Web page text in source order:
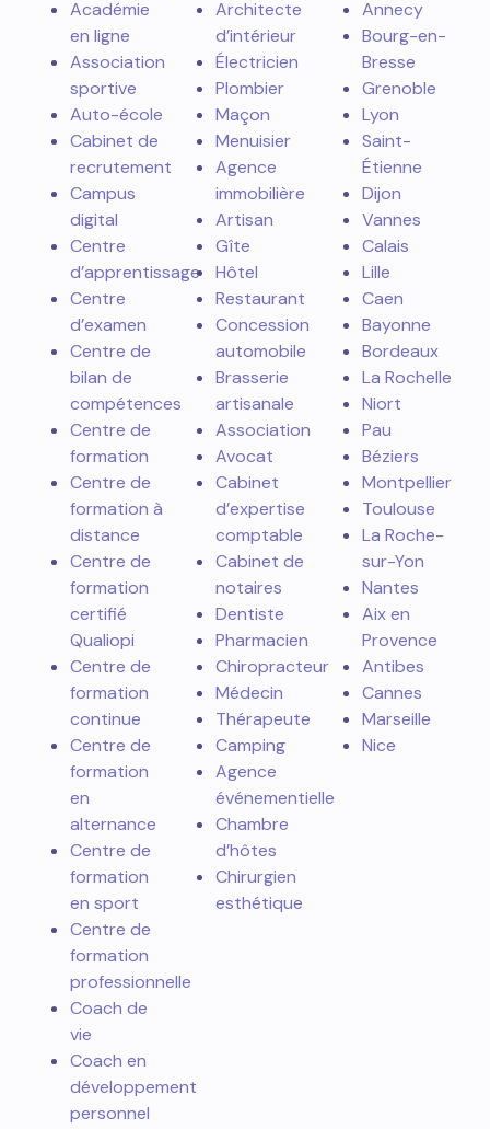
Académie
en ligne
Association
sportive
Auto-école
Cabinet de
recrutement
Campus
digital
Centre
d’apprentissage
Centre
d’examen
Centre de
bilan de
compétences
Centre de
formation
Centre de
formation à
distance
Centre de
formation
certifié
Qualiopi
Centre de
formation
continue
Centre de
formation
en
alternance
Centre de
formation
en sport
Centre de
formation
professionnelle
Coach de
vie
Coach en
développement
personnel
Architecte
d’intérieur
Électricien
Plombier
Maçon
Menuisier
Agence
immobilière
Artisan
Gîte
Hôtel
Restaurant
Concession
automobile
Brasserie
artisanale
Association
Avocat
Cabinet
d’expertise
comptable
Cabinet de
notaires
Dentiste
Pharmacien
Chiropracteur
Médecin
Thérapeute
Camping
Agence
événementielle
Chambre
d’hôtes
Chirurgien
esthétique
Annecy
Bourg-en-
Bresse
Grenoble
Lyon
Saint-
Étienne
Dijon
Vannes
Calais
Lille
Caen
Bayonne
Bordeaux
La Rochelle
Niort
Pau
Béziers
Montpellier
Toulouse
La Roche-
sur-Yon
Nantes
Aix en
Provence
Antibes
Cannes
Marseille
Nice